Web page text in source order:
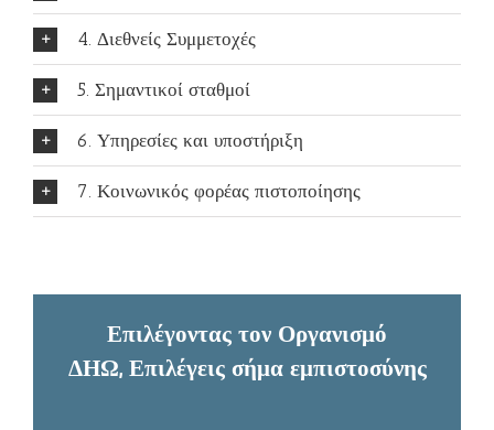
4. Διεθνείς Συμμετοχές
5. Σημαντικοί σταθμοί
6. Υπηρεσίες και υποστήριξη
7. Κοινωνικός φορέας πιστοποίησης
Επιλέγοντας τον Οργανισμό
ΔΗΩ, Επιλέγεις σήμα εμπιστοσύνης